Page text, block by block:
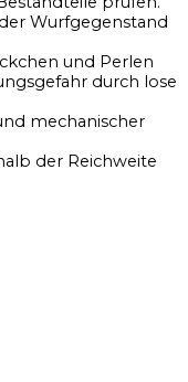
Wurfgegenstand
und Perlen
durch lose
mechanischer
der Reichweite